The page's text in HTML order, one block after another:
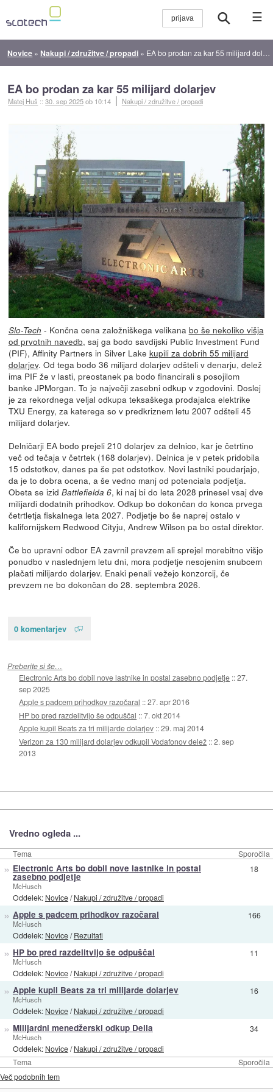
☰
Novice » Nakupi / združitve / propadi » EA bo prodan za kar 55 milijard dolarjev
EA bo prodan za kar 55 milijard dolarjev
Matej Huš ::30. sep 2025ob 10:14 Nakupi / združitve / propadi
Slo-Tech - Končna cena založniškega velikana bo še nekoliko višja
od prvotnih navedb, saj ga bodo savdijski Public Investment Fund
(PIF), Affinity Partners in Silver Lake kupili za dobrih 55 milijard
dolarjev. Od tega bodo 36 milijard dolarjev odšteli v denarju, delež
ima PIF že v lasti, preostanek pa bodo financirali s posojilom
banke JPMorgan. To je največji zasebni odkup v zgodovini. Doslej
je za rekordnega veljal odkupa teksaškega prodajalca elektrike
TXU Energy, za katerega so v predkriznem letu 2007 odšteli 45
milijard dolarjev.
Delničarji EA bodo prejeli 210 dolarjev za delnico, kar je četrtino
več od tečaja v četrtek (168 dolarjev). Delnica je v petek pridobila
15 odstotkov, danes pa še pet odstotkov. Novi lastniki poudarjajo,
da je to dobra ocena, a še vedno manj od potenciala podjetja.
Obeta se izid Battlefielda 6, ki naj bi do leta 2028 prinesel vsaj dve
milijardi dodatnih prihodkov. Odkup bo dokončan do konca prvega
četrtletja fiskalnega leta 2027. Podjetje bo še naprej ostalo v
kalifornijskem Redwood Cityju, Andrew Wilson pa bo ostal direktor.
Če bo upravni odbor EA zavrnil prevzem ali sprejel morebitno višjo
ponudbo v naslednjem letu dni, mora podjetje nesojenim snubcem
plačati milijardo dolarjev. Enaki penali vežejo konzorcij, če
prevzem ne bo dokončan do 28. septembra 2026.
0 komentarjev
Preberite si še…
Electronic Arts bo dobil nove lastnike in postal zasebno podjetje ::27.
sep 2025
Apple s padcem prihodkov razočaral ::27. apr 2016
HP bo pred razdelitvijo še odpuščal ::7. okt 2014
Apple kupil Beats za tri milijarde dolarjev ::29. maj 2014
Verizon za 130 milijard dolarjev odkupil Vodafonov delež ::2. sep
2013
Vredno ogleda ...
Tema Sporočila
Tema Sporočila
» Electronic Arts bo dobil nove lastnike in postal
zasebno podjetje
McHusch
Oddelek: Novice/Nakupi / združitve / propadi
18
» Apple s padcem prihodkov razočaral
McHusch
Oddelek: Novice/Rezultati
166
» HP bo pred razdelitvijo še odpuščal
McHusch
Oddelek: Novice/Nakupi / združitve / propadi
11
» Apple kupil Beats za tri milijarde dolarjev
McHusch
Oddelek: Novice/Nakupi / združitve / propadi
16
» Milijardni menedžerski odkup Della
McHusch
Oddelek: Novice/Nakupi / združitve / propadi
34
Več podobnih tem